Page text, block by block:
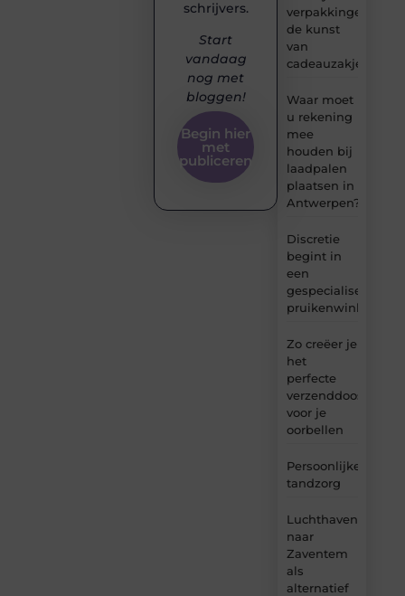
verpakkingen:
de kunst
van
cadeauzakjes
Waar moet
u rekening
mee
houden bij
laadpalen
plaatsen in
Antwerpen?
Discretie
begint in
een
gespecialiseerde
pruikenwinkel
Zo creëer je
het
perfecte
verzenddoosje
voor je
oorbellen
Persoonlijke
tandzorg
Luchthavenvervoer
naar
Zaventem
als
alternatief
schrijvers.
Start
vandaag
nog met
bloggen!
Begin hier
met
publiceren